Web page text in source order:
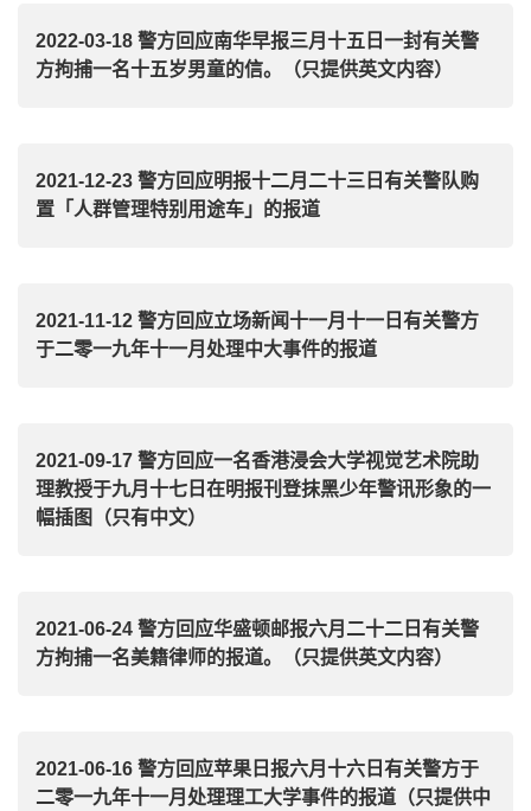
2022-03-18 警方回应南华早报三月十五日一封有关警
方拘捕一名十五岁男童的信。（只提供英文内容）
2021-12-23 警方回应明报十二月二十三日有关警队购
置「人群管理特别用途车」的报道
2021-11-12 警方回应立场新闻十一月十一日有关警方
于二零一九年十一月处理中大事件的报道
2021-09-17 警方回应一名香港浸会大学视觉艺术院助
理教授于九月十七日在明报刊登抹黑少年警讯形象的一
幅插图（只有中文）
2021-06-24 警方回应华盛顿邮报六月二十二日有关警
方拘捕一名美籍律师的报道。（只提供英文内容）
2021-06-16 警方回应苹果日报六月十六日有关警方于
二零一九年十一月处理理工大学事件的报道（只提供中